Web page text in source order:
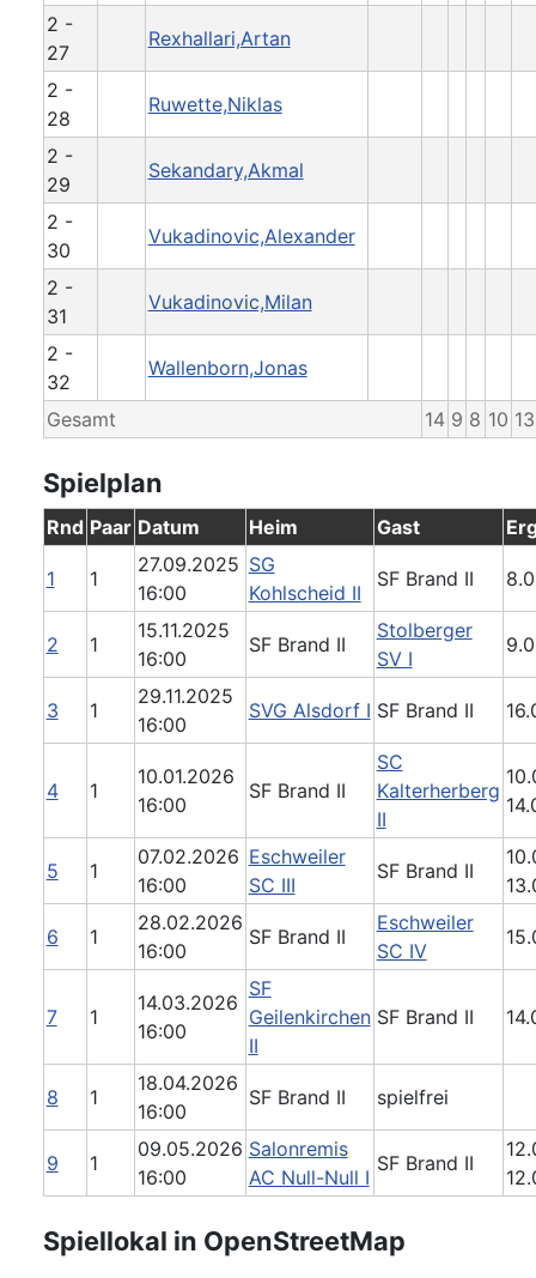
2 -
27
Rexhallari,Artan
2 -
28
Ruwette,Niklas
2 -
29
Sekandary,Akmal
2 -
30
Vukadinovic,Alexander
2 -
31
Vukadinovic,Milan
2 -
32
Wallenborn,Jonas
Gesamt 14 9 8 10 13
Spielplan
Rnd Paar Datum Heim Gast
1 1
27.09.2025
16:00
SG
Kohlscheid II
SF Brand II
2 1
15.11.2025
16:00
SF Brand II
Stolberger
SV I
3 1
29.11.2025
16:00
SVG Alsdorf I SF Brand II
4 1
10.01.2026
16:00
SF Brand II
SC
Kalterherberg
II
5 1
07.02.2026
16:00
Eschweiler
SC III
SF Brand II
6 1
28.02.2026
16:00
SF Brand II
Eschweiler
SC IV
7 1
14.03.2026
16:00
SF
Geilenkirchen
II
SF Brand II
8 1
18.04.2026
16:00
SF Brand II spielfrei
9 1
09.05.2026
16:00
Salonremis
AC Null-Null I
SF Brand II
Spiellokal in OpenStreetMap